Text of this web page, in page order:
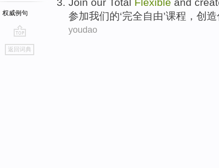
权威例句
go
top
返回词典
参加我们的‘完全自由’课程， 创造
youdao